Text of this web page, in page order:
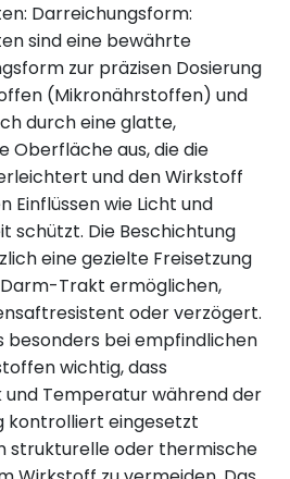
Darreichungsform:
sind eine bewährte
zur präzisen Dosierung
(Mikronährstoffen) und
durch eine glatte,
Oberfläche aus, die die
und den Wirkstoff
Einflüssen wie Licht und
schützt. Die Beschichtung
eine gezielte Freisetzung
Trakt ermöglichen,
oder verzögert.
besonders bei empfindlichen
wichtig, dass
und Temperatur während der
kontrolliert eingesetzt
strukturelle oder thermische